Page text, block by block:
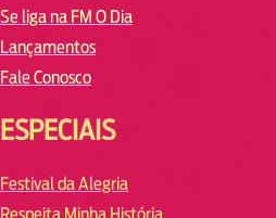
Se liga na FM O Dia
Lançamentos
Fale Conosco
ESPECIAIS
Festival da Alegria